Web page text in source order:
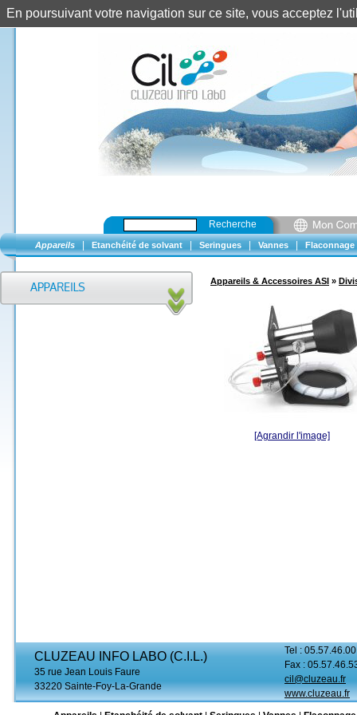
Recherche
Appareils Etanchéité de solvant Seringues Vannes Flaconnage
Appareils & Accessoires ASI »
[Agrandir l'image]
CLUZEAU INFO LABO (C.I.L.)
35 rue Jean Louis Faure
33220 Sainte-Foy-La-Grande
Tel :
Fax :
cil@cluzeau.fr
www.cluzeau.fr
En poursuivant votre navigation sur ce site, vous acceptez